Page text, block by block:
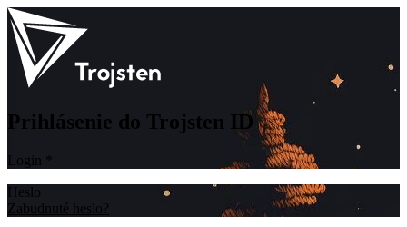
Prihlásenie do Trojsten ID
Login
Heslo
Zabudnuté heslo?